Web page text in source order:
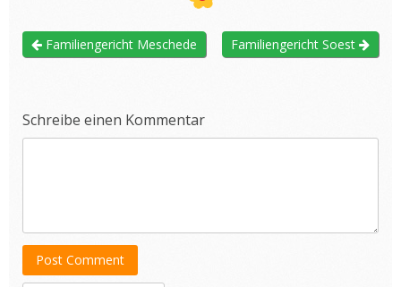
Familiengericht Meschede Familiengericht Soest
Schreibe einen Kommentar
Post Comment